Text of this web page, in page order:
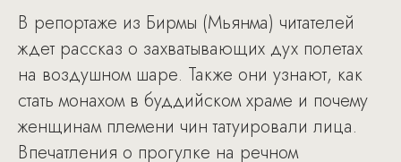
В репортаже из Бирмы (Мьянма) читателей
ждет рассказ о захватывающих дух полетах
на воздушном шаре. Также они узнают, как
стать монахом в буддийском храме и почему
женщинам племени чин татуировали лица.
Впечатления о прогулке на речном